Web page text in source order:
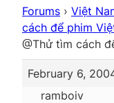
Forums › Việt
cách để phim
@Thử tìm cách
February 6,
ramboiv